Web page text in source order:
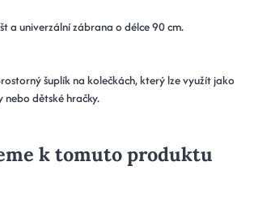
a univerzální zábrana o délce 90 cm.
šuplík na kolečkách, který lze využít jako
nebo dětské hračky.
k tomuto produktu